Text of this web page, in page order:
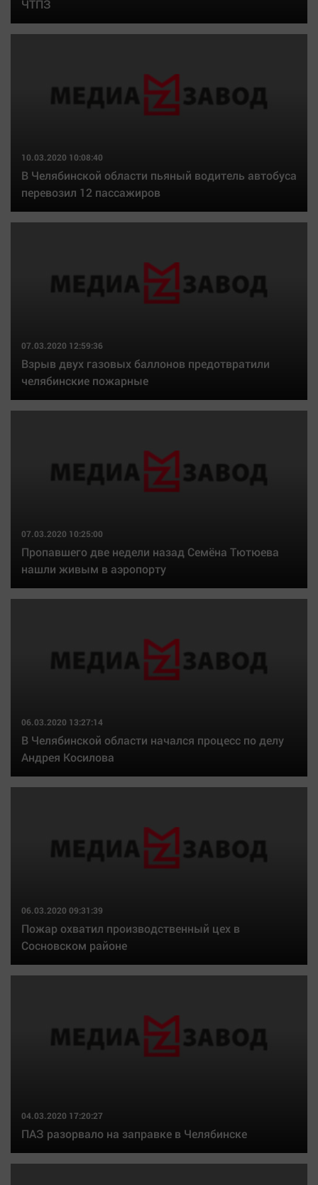
ЧТПЗ
10.03.2020 10:08:40
В Челябинской области пьяный водитель автобуса
перевозил 12 пассажиров
07.03.2020 12:59:36
Взрыв двух газовых баллонов предотвратили
челябинские пожарные
07.03.2020 10:25:00
Пропавшего две недели назад Семёна Тютюева
нашли живым в аэропорту
06.03.2020 13:27:14
В Челябинской области начался процесс по делу
Андрея Косилова
06.03.2020 09:31:39
Пожар охватил производственный цех в
Сосновском районе
04.03.2020 17:20:27
ПАЗ разорвало на заправке в Челябинске